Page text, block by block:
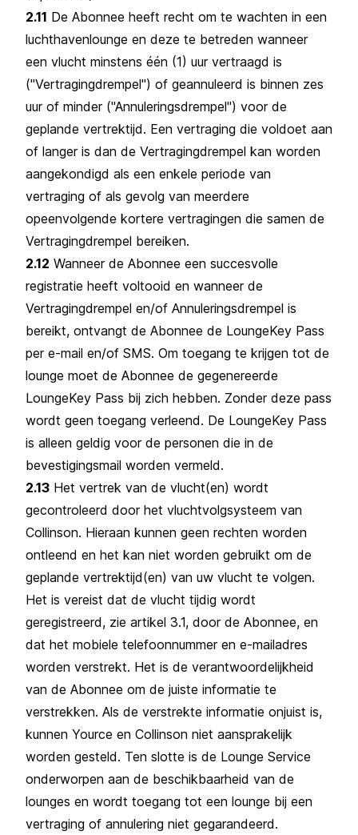
2.11 De Abonnee heeft recht om te wachten in een
luchthavenlounge en deze te betreden wanneer
een vlucht minstens één (1) uur vertraagd is
("Vertragingdrempel") of geannuleerd is binnen zes
uur of minder ("Annuleringsdrempel") voor de
geplande vertrektijd. Een vertraging die voldoet aan
of langer is dan de Vertragingdrempel kan worden
aangekondigd als een enkele periode van
vertraging of als gevolg van meerdere
opeenvolgende kortere vertragingen die samen de
Vertragingdrempel bereiken.
2.12 Wanneer de Abonnee een succesvolle
registratie heeft voltooid en wanneer de
Vertragingdrempel en/of Annuleringsdrempel is
bereikt, ontvangt de Abonnee de LoungeKey Pass
per e-mail en/of SMS. Om toegang te krijgen tot de
lounge moet de Abonnee de gegenereerde
LoungeKey Pass bij zich hebben. Zonder deze pass
wordt geen toegang verleend. De LoungeKey Pass
is alleen geldig voor de personen die in de
bevestigingsmail worden vermeld.
2.13 Het vertrek van de vlucht(en) wordt
gecontroleerd door het vluchtvolgsysteem van
Collinson. Hieraan kunnen geen rechten worden
ontleend en het kan niet worden gebruikt om de
geplande vertrektijd(en) van uw vlucht te volgen.
Het is vereist dat de vlucht tijdig wordt
geregistreerd, zie artikel 3.1, door de Abonnee, en
dat het mobiele telefoonnummer en e-mailadres
worden verstrekt. Het is de verantwoordelijkheid
van de Abonnee om de juiste informatie te
verstrekken. Als de verstrekte informatie onjuist is,
kunnen Yource en Collinson niet aansprakelijk
worden gesteld. Ten slotte is de Lounge Service
onderworpen aan de beschikbaarheid van de
lounges en wordt toegang tot een lounge bij een
vertraging of annulering niet gegarandeerd.